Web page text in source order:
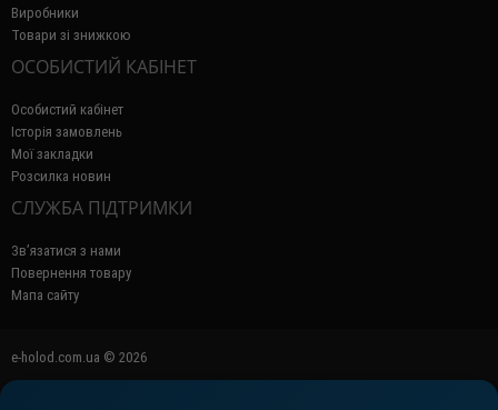
Виробники
Товари зі знижкою
ОСОБИСТИЙ КАБІНЕТ
Особистий кабінет
Історія замовлень
Мої закладки
Розсилка новин
СЛУЖБА ПІДТРИМКИ
Зв’язатися з нами
Повернення товару
Мапа сайту
e-holod.com.ua © 2026